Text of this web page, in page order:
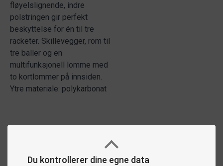
Du kontrollerer dine egne data
fløyelslignende, indre
polstringen gir perfekt
beskyttelse for én til tre
racketer. Skillevegger, rom til
tre baller og en
multifunksjonell lomme med
to kortlommer på innsiden.
Ytre materiale: polykarbonat